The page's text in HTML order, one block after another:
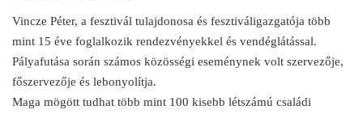
Vincze Péter, a fesztivál tulajdonosa és fesztiváligazgatója több
mint 15 éve foglalkozik rendezvényekkel és vendéglátással.
Pályafutása során számos közösségi eseménynek volt szervezője,
főszervezője és lebonyolítja.
Maga mögött tudhat több mint 100 kisebb létszámú családi